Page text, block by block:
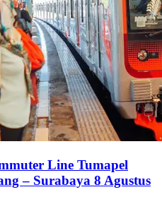
Line Tumapel
– Surabaya 8 Agustus